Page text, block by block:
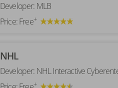
Developer: MLB
Price:Free+
‎NHL
Developer: NHL Interactive
+